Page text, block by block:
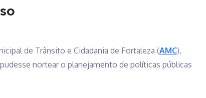
de Trânsito e Cidadania de Fortaleza (AMC),
nortear o planejamento de políticas públicas